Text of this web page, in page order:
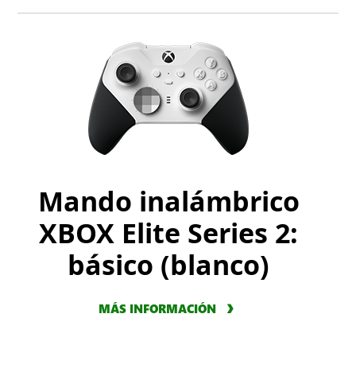
Mando inalámbrico
XBOX Elite Series 2:
básico (blanco)
MÁS INFORMACIÓN